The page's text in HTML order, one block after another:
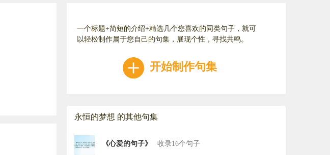
一个标题+简短的介绍+精选几个您喜欢的同类句子，就可
以轻松制作属于您自己的句集，展现个性，寻找共鸣。
开始制作句集
永恒的梦想 的其他句集
《心爱的句子》 收录16个句子